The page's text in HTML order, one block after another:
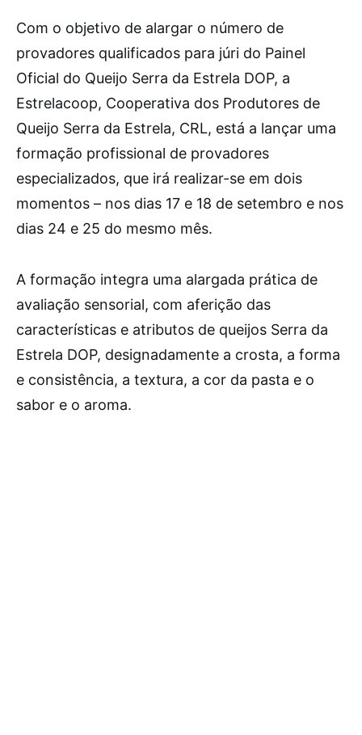
Com o objetivo de alargar o número de
provadores qualificados para júri do Painel
Oficial do Queijo Serra da Estrela DOP, a
Estrelacoop, Cooperativa dos Produtores de
Queijo Serra da Estrela, CRL, está a lançar uma
formação profissional de provadores
especializados, que irá realizar-se em dois
momentos – nos dias 17 e 18 de setembro e nos
dias 24 e 25 do mesmo mês.
A formação integra uma alargada prática de
avaliação sensorial, com aferição das
características e atributos de queijos Serra da
Estrela DOP, designadamente a crosta, a forma
e consistência, a textura, a cor da pasta e o
sabor e o aroma.